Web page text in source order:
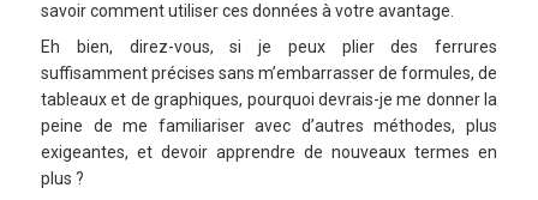
savoir comment utiliser ces données à votre avantage.
Eh bien, direz-vous, si je peux plier des ferrures
suffisamment précises sans m’embarrasser de formules, de
tableaux et de graphiques, pourquoi devrais-je me donner la
peine de me familiariser avec d’autres méthodes, plus
exigeantes, et devoir apprendre de nouveaux termes en
plus ?